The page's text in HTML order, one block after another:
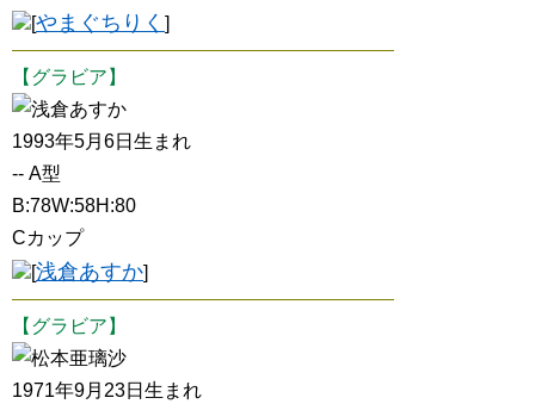
[やまぐちりく ]
【グラビア】
浅倉あすか
1993年5月6日生まれ
-- A型
B:78W:58H:80
Cカップ
[浅倉あすか]
【グラビア】
松本亜璃沙
1971年9月23日生まれ